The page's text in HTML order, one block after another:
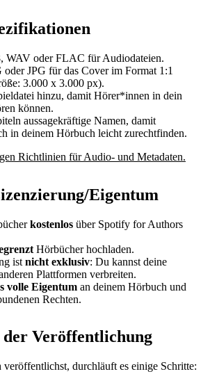
WAV oder FLAC für Audiodateien.
JPG für das Cover im Format 1:1
3.000 x 3.000 px).
hinzu, damit Hörer*innen in dein
können.
aussagekräftige Namen, damit
in deinem Hörbuch leicht zurechtfinden.
Richtlinien für Audio- und Metadaten.
Eigentum
kostenlos über Spotify for Authors
Hörbücher hochladen.
ist nicht exklusiv: Du kannst deine
Plattformen verbreiten.
volle Eigentum an deinem Hörbuch und
Rechten.
Veröffentlichung
durchläuft es einige Schritte: